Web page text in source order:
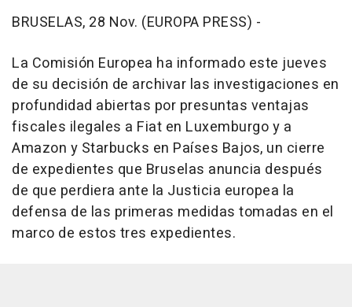
BRUSELAS, 28 Nov. (EUROPA PRESS) -
La Comisión Europea ha informado este jueves
de su decisión de archivar las investigaciones en
profundidad abiertas por presuntas ventajas
fiscales ilegales a Fiat en Luxemburgo y a
Amazon y Starbucks en Países Bajos, un cierre
de expedientes que Bruselas anuncia después
de que perdiera ante la Justicia europea la
defensa de las primeras medidas tomadas en el
marco de estos tres expedientes.